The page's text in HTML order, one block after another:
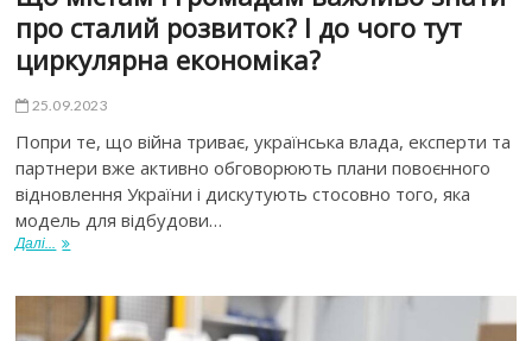
про сталий розвиток? І до чого тут
циркулярна економіка?
25.09.2023
Попри те, що війна триває, українська влада, експерти та
партнери вже активно обговорюють плани повоєнного
відновлення України і дискутують стосовно того, яка
модель для відбудови…
Далі...